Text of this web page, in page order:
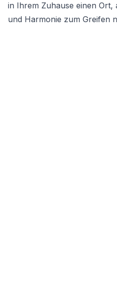
in Ihrem Zuhause einen Ort,
und Harmonie zum Greifen